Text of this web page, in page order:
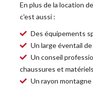
En plus de la location
c'est aussi :
Des équipements
Un large éventail
Un conseil
chaussures et
Un rayon